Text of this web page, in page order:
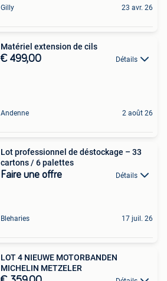
Gilly 23 avr. 26
Matériel extension de cils
€ 499,00 Détails
Andenne 2 août 26
Lot professionnel de déstockage – 33
cartons / 6 palettes
Faire une offre Détails
Bleharies 17 juil. 26
LOT 4 NIEUWE MOTORBANDEN
MICHELIN METZELER